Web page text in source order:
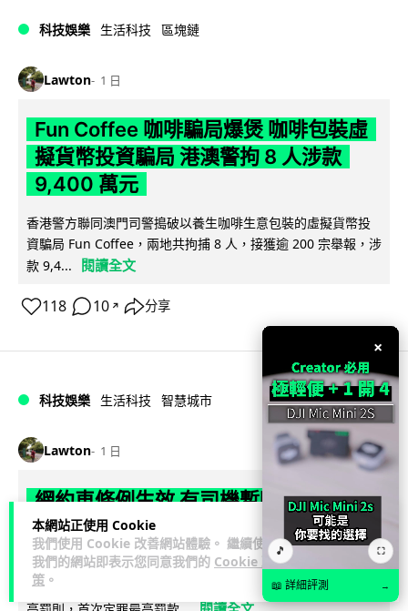
本網站正使用 Cookie
我們使用 Cookie 改善網站體驗。 繼續使用
我們的網站即表示您同意我們的 Cookie 政
策 。
科技娛樂 生活科技 區塊鏈
Lawton 1 日
Fun Coffee 咖啡騙局爆煲 咖啡包裝虛
擬貨幣投資騙局 港澳警拘 8 人涉款
9,400 萬元
香港警方聯同澳門司警搗破以養生咖啡生意包裝的虛擬貨幣投
資騙局 Fun Coffee，兩地共拘捕 8 人，接獲逾 200 宗舉報，涉
款 9,4...
閱讀全文
118 10 ↗ 分享
科技娛樂 生活科技 智慧城市
Lawton 1 日
網約車條例生效 有司機暫時停工避風頭
的士業界籲白牌 "改邪歸正"
規管網約車法例大部分條文已於 8 月 3 日生效，的士業界就期
望白牌車司機，能夠「改邪歸正」回流駕駛的士。新例大幅提
×
🎵 ⛶
📖 詳細評測 →